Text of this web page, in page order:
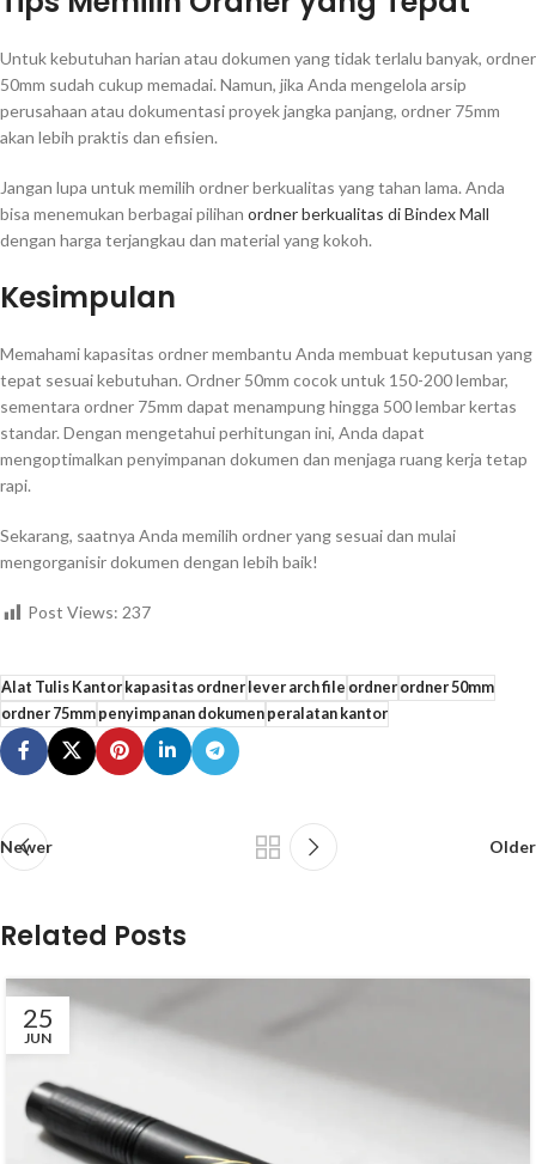
Untuk kebutuhan harian atau dokumen yang tidak terlalu banyak, ordner
50mm sudah cukup memadai. Namun, jika Anda mengelola arsip
perusahaan atau dokumentasi proyek jangka panjang, ordner 75mm
akan lebih praktis dan efisien.
Jangan lupa untuk memilih ordner berkualitas yang tahan lama. Anda
bisa menemukan berbagai pilihan ordner berkualitas di Bindex Mall
dengan harga terjangkau dan material yang kokoh.
Kesimpulan
Memahami kapasitas ordner membantu Anda membuat keputusan yang
tepat sesuai kebutuhan. Ordner 50mm cocok untuk 150-200 lembar,
sementara ordner 75mm dapat menampung hingga 500 lembar kertas
standar. Dengan mengetahui perhitungan ini, Anda dapat
mengoptimalkan penyimpanan dokumen dan menjaga ruang kerja tetap
rapi.
Sekarang, saatnya Anda memilih ordner yang sesuai dan mulai
mengorganisir dokumen dengan lebih baik!
Post Views: 237
Alat Tulis Kantorkapasitas ordnerlever arch file ordnerordner 50mm
ordner 75mmpenyimpanan dokumenperalatan kantor
Newer Older
Related Posts
25
JUN